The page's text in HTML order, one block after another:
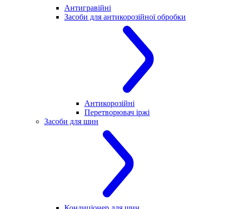
Антигравійні
Засоби для антикорозійної обробки
Антикорозійні
Перетворювач іржі
Засоби для шин